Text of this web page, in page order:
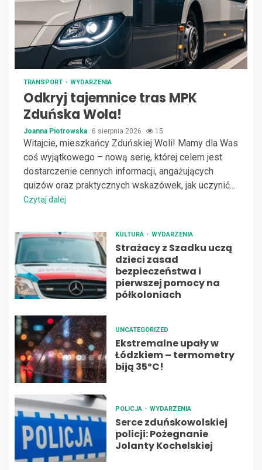
TRANSPORT WYDARZENIA
Odkryj tajemnice tras MPK
Zduńska Wola!
Joanna Piotrowska 6 sierpnia 2026 15
Witajcie, mieszkańcy Zduńskiej Woli! Mamy dla Was
coś wyjątkowego – nową serię, której celem jest
dostarczenie cennych informacji, angażujących
quizów oraz praktycznych wskazówek, jak uczynić...
Czytaj dalej
KULTURA WYDARZENIA
Strażacy z Szadku uczą
dzieci zasad
bezpieczeństwa i
pierwszej pomocy na
półkoloniach
UNCATEGORIZED
Ekstremalne upały w
Łódzkiem – termometry
biją 35ºC!
POLICJA WYDARZENIA
Serce zduńskowolskiej
policji: Pożegnanie
Jolanty Kochelskiej